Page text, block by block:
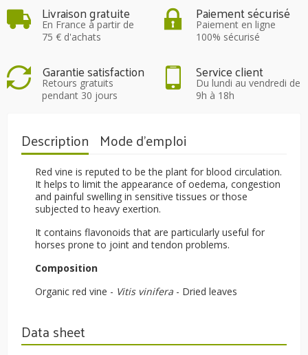
Livraison gratuite
En France à partir de
75 € d'achats
Paiement sécurisé
Paiement en ligne
100% sécurisé
Garantie satisfaction
Retours gratuits
pendant 30 jours
Service client
Du lundi au vendredi de
9h à 18h
Description Mode d'emploi
Red vine is reputed to be the plant for blood circulation.
It helps to limit the appearance of oedema, congestion
and painful swelling in sensitive tissues or those
subjected to heavy exertion.
It contains flavonoids that are particularly useful for
horses prone to joint and tendon problems.
Composition
Organic red vine - Vitis vinifera - Dried leaves
Data sheet